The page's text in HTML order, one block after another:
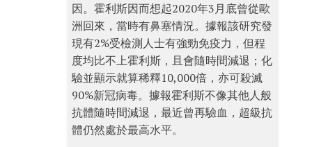
因。霍利斯因而想起2020年3月底曾從歐
洲回來，當時有鼻塞情況。據報該研究發
現有2%受檢測人士有強勁免疫力，但程
度均比不上霍利斯，且會隨時間減退；化
驗並顯示就算稀釋10,000倍，亦可殺滅
90%新冠病毒。據報霍利斯不像其他人般
抗體隨時間減退，最近曾再驗血，超級抗
體仍然處於最高水平。